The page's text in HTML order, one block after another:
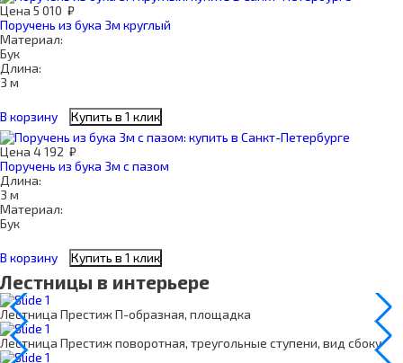
Цена 5 010 ₽
Поручень из бука 3м круглый
Материал:
Бук
Длина:
3 м
В корзину Купить в 1 клик
Цена 4 192 ₽
Поручень из бука 3м с пазом
Длина:
3 м
Материал:
Бук
В корзину Купить в 1 клик
Лестницы в интерьере
Лестница Престиж П-образная, площадка
Лестница Престиж поворотная, треугольные ступени, вид сбоку